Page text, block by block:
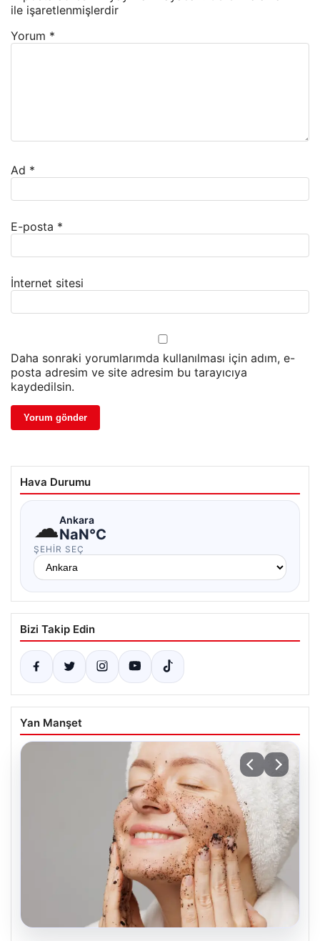
ile işaretlenmişlerdir
Yorum *
Ad *
E-posta *
İnternet sitesi
Daha sonraki yorumlarımda kullanılması için adım, e-
posta adresim ve site adresim bu tarayıcıya
kaydedilsin.
Hava Durumu
☁Ankara
NaN°C
ŞEHIR SEÇ
Bizi Takip Edin
Yan Manşet